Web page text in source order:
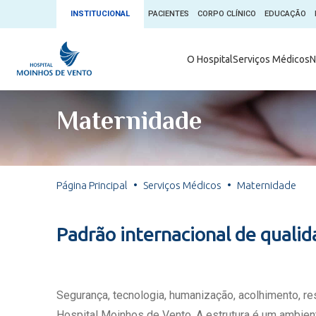
INSTITUCIONAL PACIENTES CORPO CLÍNICO EDUCAÇÃO
O HospitalServiços Médicos
Serviços Médicos
Núcleos e Especialidades
Exames
Fale com o Moinhos
Seu Médico
Ambulatório
Comitê de
Conheça
Blog Saúde
Convênios
Doação de
Escritório
Maternidade
Página Principal Serviços Médicos Maternidade
Padrão internacional de
Segurança, tecnologia, humanização, acolhimento,